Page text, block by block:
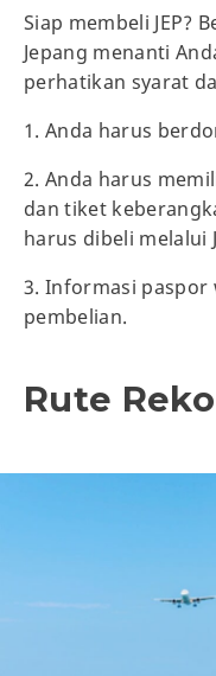
Siap membeli JEP?
Jepang menanti
perhatikan syarat
1. Anda harus
2. Anda harus
dan tiket
harus dibeli melalui
3. Informasi paspor
pembelian.
Rute